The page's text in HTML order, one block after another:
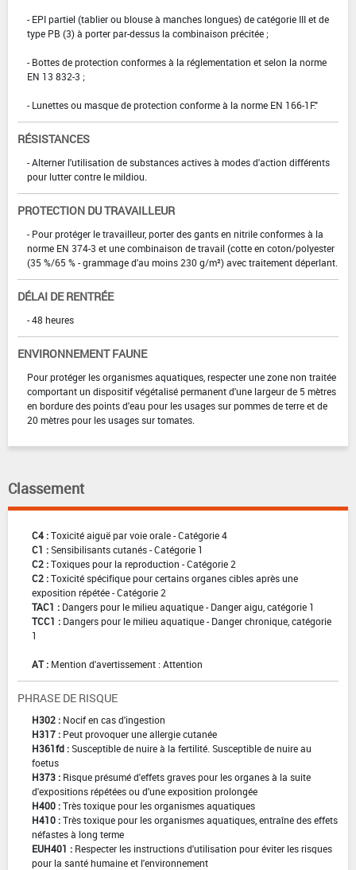
- EPI partiel (tablier ou blouse à manches longues) de catégorie III et de
type PB (3) à porter par-dessus la combinaison précitée ;
- Bottes de protection conformes à la réglementation et selon la norme
EN 13 832-3 ;
- Lunettes ou masque de protection conforme à la norme EN 166-1F."
RÉSISTANCES
- Alterner l'utilisation de substances actives à modes d'action différents
pour lutter contre le mildiou.
PROTECTION DU TRAVAILLEUR
- Pour protéger le travailleur, porter des gants en nitrile conformes à la
norme EN 374-3 et une combinaison de travail (cotte en coton/polyester
(35 %/65 % - grammage d'au moins 230 g/m²) avec traitement déperlant.
DÉLAI DE RENTRÉE
- 48 heures
ENVIRONNEMENT FAUNE
Pour protéger les organismes aquatiques, respecter une zone non traitée
comportant un dispositif végétalisé permanent d'une largeur de 5 mètres
en bordure des points d'eau pour les usages sur pommes de terre et de
20 mètres pour les usages sur tomates.
Classement
C4 :Toxicité aiguë par voie orale - Catégorie 4
C1 :Sensibilisants cutanés - Catégorie 1
C2 :Toxiques pour la reproduction - Catégorie 2
C2 :Toxicité spécifique pour certains organes cibles après une
exposition répétée - Catégorie 2
TAC1 : Dangers pour le milieu aquatique - Danger aigu, catégorie 1
TCC1 : Dangers pour le milieu aquatique - Danger chronique, catégorie
1
AT : Mention d'avertissement : Attention
PHRASE DE RISQUE
H302 : Nocif en cas d'ingestion
H317 : Peut provoquer une allergie cutanée
H361fd :Susceptible de nuire à la fertilité. Susceptible de nuire au
foetus
H373 : Risque présumé d'effets graves pour les organes à la suite
d'expositions répétées ou d'une exposition prolongée
H400 :Très toxique pour les organismes aquatiques
H410 :Très toxique pour les organismes aquatiques, entraîne des effets
néfastes à long terme
EUH401 : Respecter les instructions d'utilisation pour éviter les risques
pour la santé humaine et l'environnement